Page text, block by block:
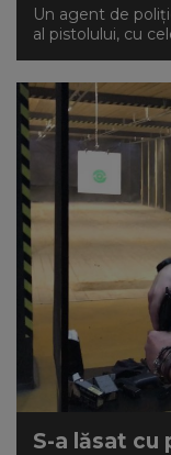
Un agent de
al pistolului, cu
S-a lăsat cu